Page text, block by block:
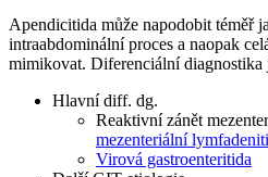
Apendicitida může napodobit téměř
intraabdominální proces a naopak
mimikovat. Diferenciální diagnostika
Hlavní diff. dg.
Reaktivní zánět
mezenteriální
Virová gastroenteritida